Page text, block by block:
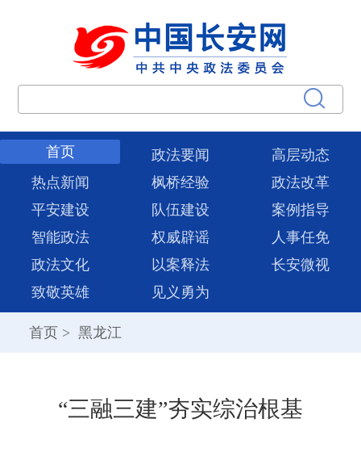
首页 政法要闻
高层动态
热点新闻
枫桥经验
政法改革
平安建设
队伍建设
案例指导
智能政法
权威辟谣
人事任免
政法文化
以案释法
长安微视
致敬英雄
见义勇为
首页 > 黑龙江
“三融三建”夯实综治根基